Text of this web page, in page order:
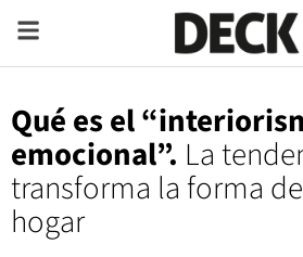
Qué es el
emocional”. La
transforma la forma
hogar